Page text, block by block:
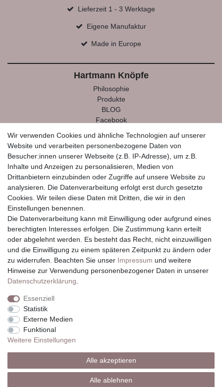
Lieferzeit 1 - 3 Werktage
Eigene Manufaktur
Made in Europe
Hartmann Knöpfe
Philosophie
Produkte
BLOG
Facebook
Mein Konto
Registrieren
Login
Mein Konto
Wunschliste
Kontakt Formular
Rechtliches
AGB
Impressum
Datenschutz
Widerrufsrecht
Zahlung & Versand
Wir verwenden Cookies und ähnliche Technologien auf unserer
Website und verarbeiten personenbezogene Daten von
Besucher:innen unserer Webseite (z.B. IP-Adresse), um z.B.
Inhalte und Anzeigen zu personalisieren, Medien von
Drittanbietern einzubinden oder Zugriffe auf unsere Website zu
analysieren. Die Datenverarbeitung erfolgt erst durch gesetzte
Cookies. Wir teilen diese Daten mit Dritten, die wir in den
Einstellungen benennen.
Die Datenverarbeitung kann mit Einwilligung oder aufgrund eines
berechtigten Interesses erfolgen. Die Zustimmung kann erteilt
oder abgelehnt werden. Es besteht das Recht, nicht einzuwilligen
und die Einwilligung zu einem späteren Zeitpunkt zu ändern oder
zu widerrufen. Beachten Sie unser Impressum und weitere
Hinweise zur Verwendung personenbezogener Daten in unserer
Daten­schutz­erklärung
Essenziell
Statistik
Externe Medien
Funktional
Weitere Einstellungen
Alle akzeptieren
Alle ablehnen